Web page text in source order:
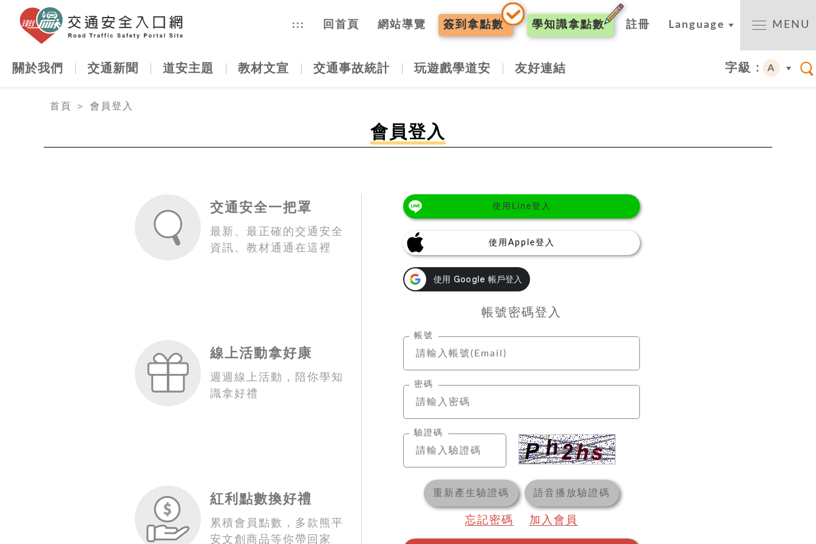
::: 回首頁 網站導覽 簽到 拿點數 學知識拿點數 註冊 Language MENU
關於我們 交通新聞 道安主題 教材文宣 交通事故統計 玩遊戲學道安 友好連結 字級 : A
首頁
＞ 會員登入
會員登入
交通安全一把罩
最新、最正確的交通安全
資訊、教材通通在這裡
線上活動拿好康
週週線上活動，陪你學知
識拿好禮
紅利點數換好禮
累積會員點數，多款熊平
安文創商品等你帶回家
使用Line登入
使用Apple登入
帳號密碼登入
帳號
密碼
驗證碼
重新產生驗證碼 語音播放驗證碼
忘記密碼 加入會員